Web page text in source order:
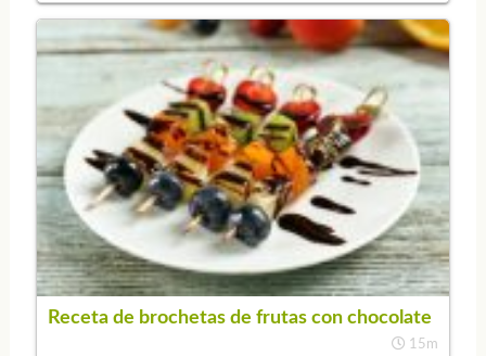
Receta de brochetas de frutas con chocolate
15m